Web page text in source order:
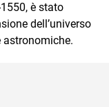
è stato
dell’universo
astronomiche.